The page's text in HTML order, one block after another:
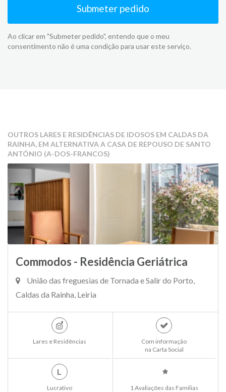
Submeter pedido
Ao clicar em "Submeter pedido", entendo que o meu
consentimento não é uma condição para usar este serviço.
OUTROS LARES E RESIDÊNCIAS DE IDOSOS EM CALDAS DA
RAINHA, EM ALTERNATIVA A CASA DE REPOUSO DE SANTO
ANTÓNIO (A-DOS-FRANCOS)
Commodos - Residência Geriátrica
União das freguesias de Tornada e Salir do Porto,
Caldas da Rainha, Leiria
Lares e Residências
Com informação
na Carta Social
L
Lucrativo 1 Avaliações das Familias